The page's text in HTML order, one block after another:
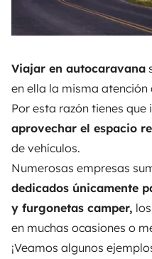
Viajar en autocaravana
en ella la misma atención
Por esta razón tienes
aprovechar el espacio
de vehículos.
Numerosas empresas
dedicados únicamente
y furgonetas camper,
en muchas ocasiones o
¡Veamos algunos